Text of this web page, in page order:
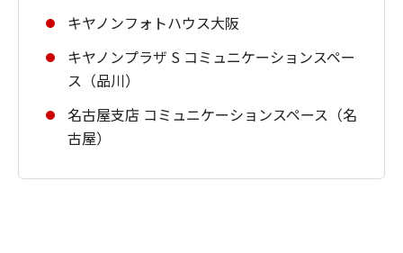
キヤノンフォトハウス大阪
キヤノンプラザ S コミュニケーションスペー
ス（品川）
名古屋支店 コミュニケーションスペース（名
古屋）